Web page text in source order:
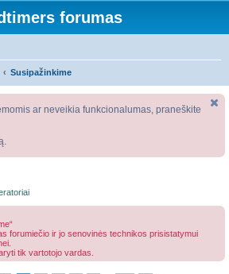
forumas
Susipažinkime
ar neveikia funkcionalumas, praneškite
forumiečio ir jo senovinės technikos prisistatymui
tik vartotojo vardas.